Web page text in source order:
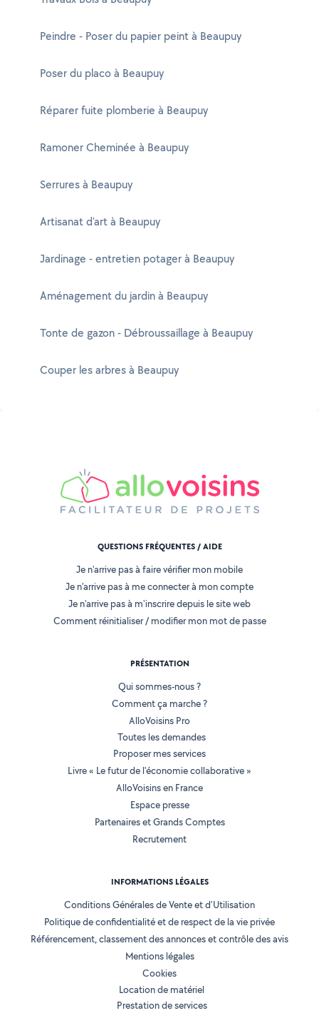
Peindre - Poser du papier peint à Beaupuy
Poser du placo à Beaupuy
Réparer fuite plomberie à Beaupuy
Ramoner Cheminée à Beaupuy
Serrures à Beaupuy
Artisanat d'art à Beaupuy
Jardinage - entretien potager à Beaupuy
Aménagement du jardin à Beaupuy
Tonte de gazon - Débroussaillage à Beaupuy
Couper les arbres à Beaupuy
QUESTIONS FRÉQUENTES / AIDE
Je n'arrive pas à faire vérifier mon mobile
Je n'arrive pas à me connecter à mon compte
Je n'arrive pas à m'inscrire depuis le site web
Comment réinitialiser / modifier mon mot de passe
PRÉSENTATION
Qui sommes-nous ?
Comment ça marche ?
AlloVoisins Pro
Toutes les demandes
Proposer mes services
Livre « Le futur de l'économie collaborative »
AlloVoisins en France
Espace presse
Partenaires et Grands Comptes
Recrutement
INFORMATIONS LÉGALES
Conditions Générales de Vente et d'Utilisation
Politique de confidentialité et de respect de la vie privée
Référencement, classement des annonces et contrôle des avis
Mentions légales
Cookies
Location de matériel
Prestation de services